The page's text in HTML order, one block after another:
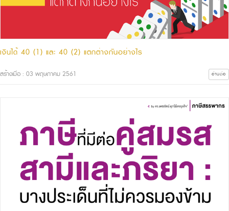
เงินได้ 40 (1) และ 40 (2) แตกต่างกันอย่างไร
สร้างเมื่อ : 03 พฤษภาคม 2561 อ่านต่อ